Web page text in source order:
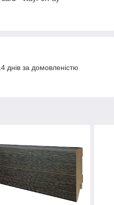
днів за домовленістю